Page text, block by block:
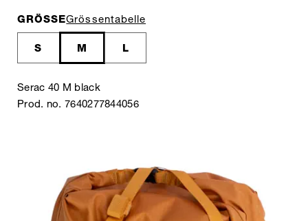
GRÖSSEGrössentabelle
S M L
Serac 40 M black
Prod. no. 7640277844056